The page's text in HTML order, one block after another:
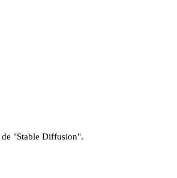
de "Stable Diffusion".